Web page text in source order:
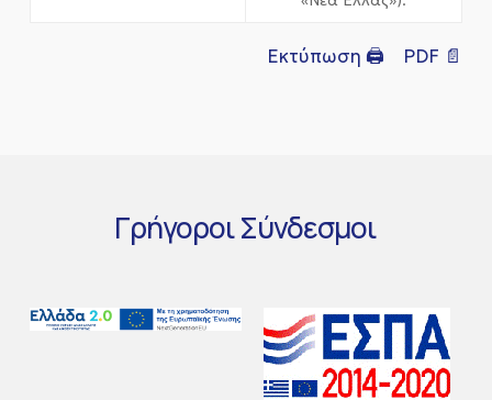
Εκτύπωση 🖨 PDF 📄
ΓρήγοροιΣύνδεσμοι